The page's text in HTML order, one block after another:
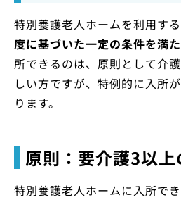
特別養護老人ホームを利用する
度に基づいた一定の条件を満た
所できるのは、原則として介
しい方ですが、特例的に入所
ります。
原則：要介護3以上
特別養護老人ホームに入所でき